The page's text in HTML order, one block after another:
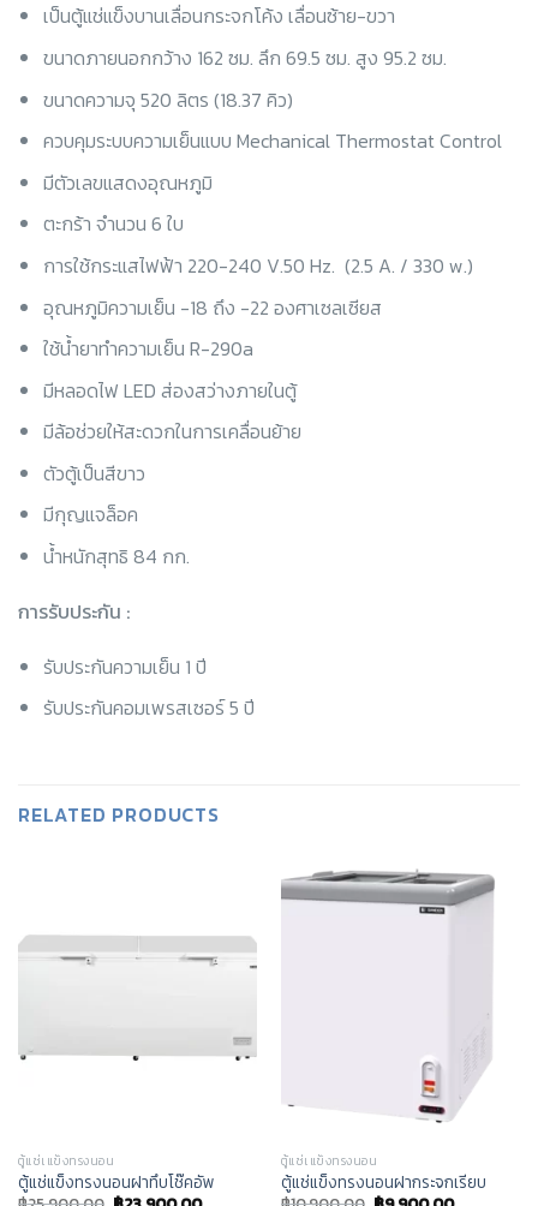
เป็นตู้แช่แข็งบานเลื่อนกระจกโค้ง เลื่อนซ้าย-ขวา
ขนาดภายนอกกว้าง 162 ซม. ลึก 69.5 ซม. สูง 95.2 ซม.
ขนาดความจุ 520 ลิตร (18.37 คิว)
ควบคุมระบบความเย็นแบบ Mechanical Thermostat Control
มีตัวเลขแสดงอุณหภูมิ
ตะกร้า จำนวน 6 ใบ
การใช้กระแสไฟฟ้า 220-240 V.50 Hz. (2.5 A. / 330 w.)
อุณหภูมิความเย็น -18 ถึง -22 องศาเซลเซียส
ใช้น้ำยาทำความเย็น R-290a
มีหลอดไฟ LED ส่องสว่างภายในตู้
มีล้อช่วยให้สะดวกในการเคลื่อนย้าย
ตัวตู้เป็นสีขาว
มีกุญแจล็อค
น้ำหนักสุทธิ 84 กก.
การรับประกัน :
รับประกันความเย็น 1 ปี
รับประกันคอมเพรสเซอร์ 5 ปี
RELATED PRODUCTS
ตู้แช่เแข็งทรงนอน
ตู้แช่แข็งทรงนอนฝาทึบโช๊คอัพ
ตู้แช่เแข็งทรงนอน
ตู้แช่แข็งทรงนอนฝากระจกเรียบ